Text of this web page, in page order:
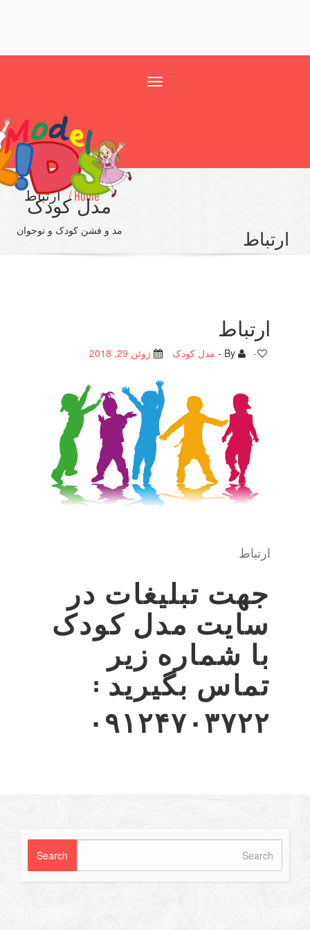
مدل کودک
مد و فشن کودک و نوجوان
Home / ارتباط
ارتباط
مدل کودک ژوئن 29, 2018
جهت تبلیغات در
سایت مدل کودک
با شماره زیر
تماس بگیرید :
۰۹۱۲۴۷۰۳۷۲۲